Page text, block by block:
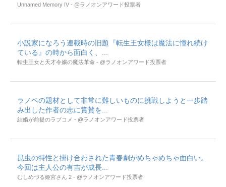
Unnamed Memory IV - @ラノオンアワード投票者
小説家になろう連載時の旧題『転生王女様は魔法に憧れ続け
ている』の時から面白く、...
転生王女と天才令嬢の魔法革命 - @ラノオンアワード投票者
ラノベの題材として非常に難しいものに挑戦しようと一歩踏
み出した作者の志に賞賛を...
結婚が前提のラブコメ - @ラノオンアワード投票者
昆虫の特性と掛け合わされた青春劇がめちゃめちゃ面白い。
今回は主人公の有吉が成長...
むしめづる姫宮さん 2 - @ラノオンアワード投票者